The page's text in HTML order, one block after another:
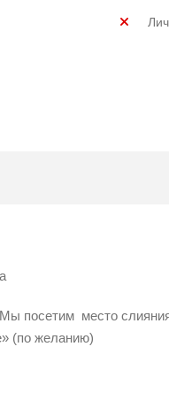
посетим место
(по желанию)